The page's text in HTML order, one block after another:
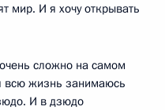
мир. И я хочу открывать
сложно на самом
всю жизнь занимаюсь
И в дзюдо